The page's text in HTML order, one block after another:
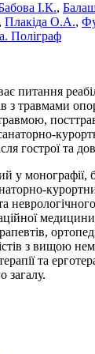
І.К.,
, Плакіда О.А.,
Поліграф
питання
з травмами
гострої та
у монографії,
з вищою
та
загалу.